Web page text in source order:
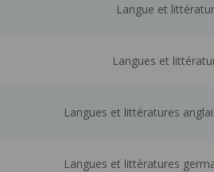
Langue et
Langues et
Langues et littératures
Langues et littératures